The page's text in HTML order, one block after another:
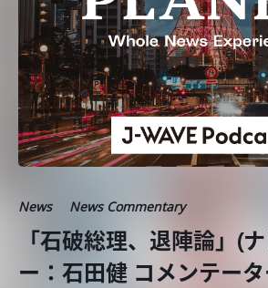
News News Commentary
「石破総理、退陣論」(
ー：石田健 コメンテー